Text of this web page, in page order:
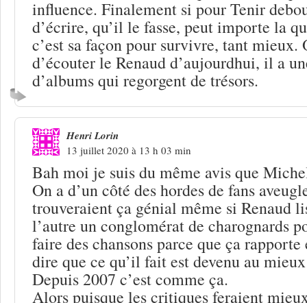
influence. Finalement si pour Tenir
d’écrire, qu’il le fasse, peut importe la
c’est sa façon pour survivre, tant mieux.
d’écouter le Renaud d’aujourdhui, il a
d’albums qui regorgent de trésors.
Henri Lorin
13 juillet 2020 à 13 h 03 min
Bah moi je suis du même avis que
On a d’un côté des hordes de fans
trouveraient ça génial même si Renaud
l’autre un conglomérat de charognards
faire des chansons parce que ça
dire que ce qu’il fait est devenu au
Depuis 2007 c’est comme ça.
Alors puisque les critiques feraient